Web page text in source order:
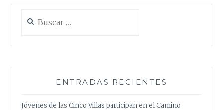
ENTRADAS RECIENTES
Jóvenes de las Cinco Villas participan en el Camino